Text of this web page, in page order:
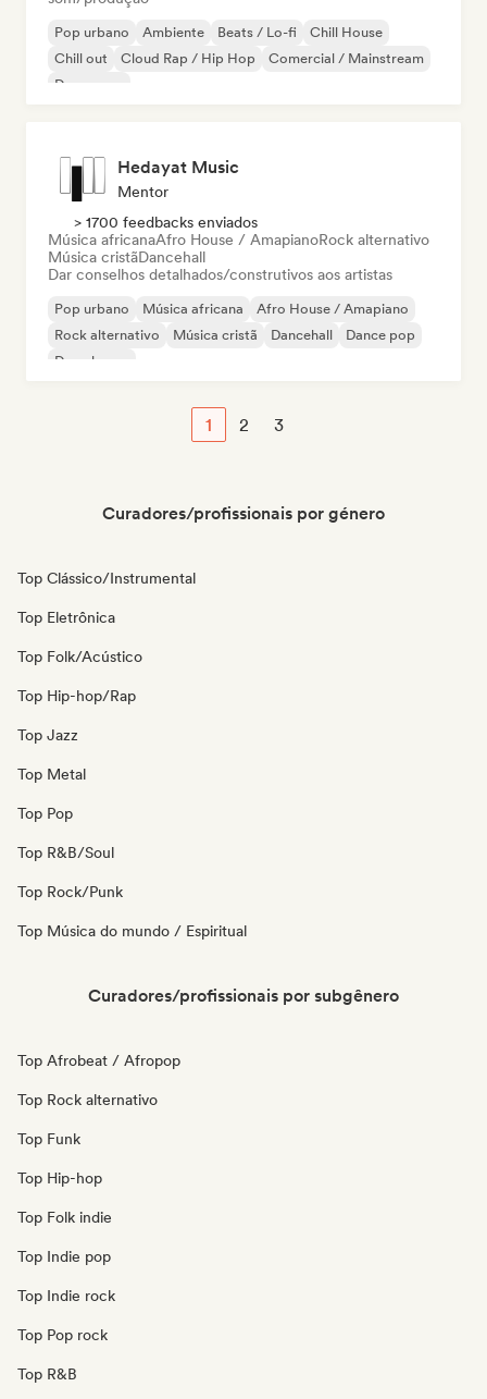
Pop urbano Ambiente Beats / Lo-fi
Chill House
Chill out
Cloud Rap / Hip Hop
Comercial / Mainstream
Dance pop
Hedayat Music
Mentor
> 1700 feedbacks enviados
Música africanaAfro House / AmapianoRock alternativo
Música cristãDancehall
Dar conselhos detalhados/construtivos aos artistas
Pop urbano Música africana
Afro House / Amapiano
Rock alternativo
Música cristã Dancehall
Dance pop
Deep house
1 2 3
Curadores/profissionais por género
Top Clássico/Instrumental
Top Eletrônica
Top Folk/Acústico
Top Hip-hop/Rap
Top Jazz
Top Metal
Top Pop
Top R&B/Soul
Top Rock/Punk
Top Música do mundo / Espiritual
Curadores/profissionais por subgênero
Top Afrobeat / Afropop
Top Rock alternativo
Top Funk
Top Hip-hop
Top Folk indie
Top Indie pop
Top Indie rock
Top Pop rock
Top R&B